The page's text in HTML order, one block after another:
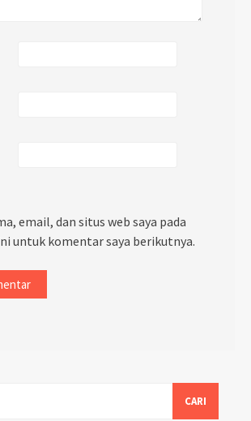
email, dan situs web saya pada
untuk komentar saya berikutnya.